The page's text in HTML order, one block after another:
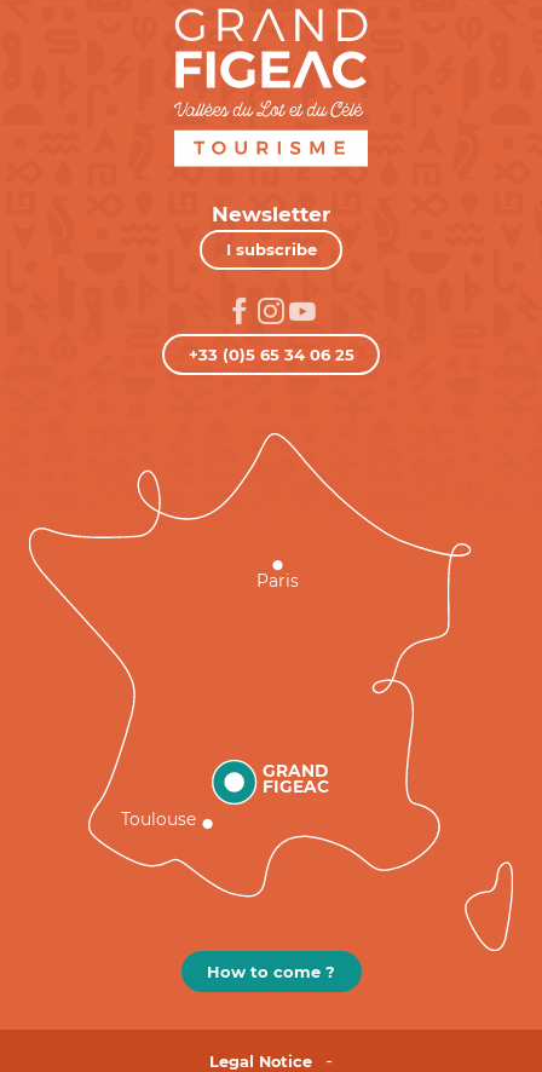
Newsletter
I subscribe
+33 (0)5 65 34 06 25
GRAND
FIGEAC
Toulouse
Paris
How to come ?
Legal Notice